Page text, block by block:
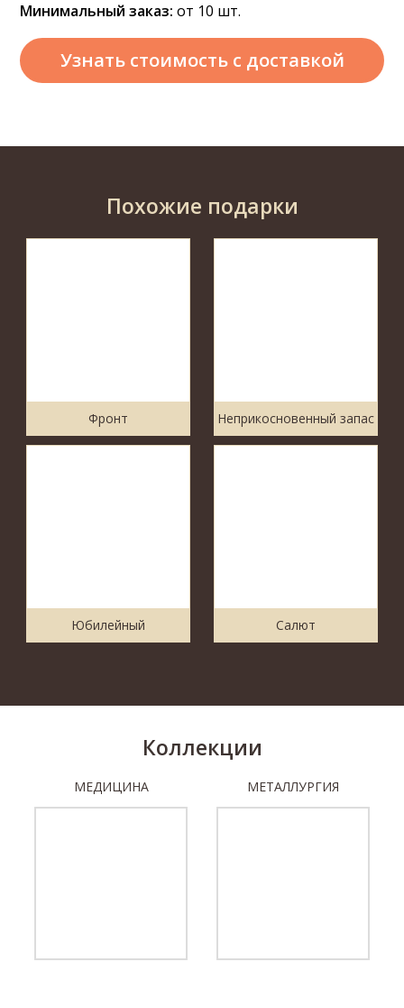
Минимальный заказ: от 10 шт.
Узнать стоимостьс доставкой
Похожие подарки
Фронт Неприкосновенный запас
Юбилейный Салют
Коллекции
МЕДИЦИНА МЕТАЛЛУРГИЯ